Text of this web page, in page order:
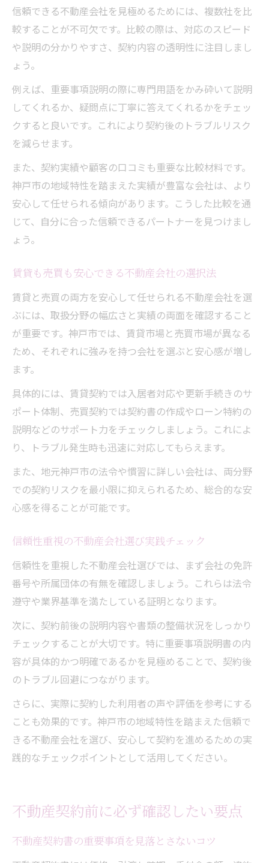
信頼できる不動産会社を見極めるためには、複数社を比
較することが不可欠です。比較の際は、対応のスピード
や説明の分かりやすさ、契約内容の透明性に注目しまし
ょう。
例えば、重要事項説明の際に専門用語をかみ砕いて説明
してくれるか、疑問点に丁寧に答えてくれるかをチェッ
クすると良いです。これにより契約後のトラブルリスク
を減らせます。
また、契約実績や顧客の口コミも重要な比較材料です。
神戸市の地域特性を踏まえた実績が豊富な会社は、より
安心して任せられる傾向があります。こうした比較を通
じて、自分に合った信頼できるパートナーを見つけまし
ょう。
賃貸も売買も安心できる不動産会社の選択法
賃貸と売買の両方を安心して任せられる不動産会社を選
ぶには、取扱分野の幅広さと実績の両面を確認すること
が重要です。神戸市では、賃貸市場と売買市場が異なる
ため、それぞれに強みを持つ会社を選ぶと安心感が増し
ます。
具体的には、賃貸契約では入居者対応や更新手続きのサ
ポート体制、売買契約では契約書の作成やローン特約の
説明などのサポート力をチェックしましょう。これによ
り、トラブル発生時も迅速に対応してもらえます。
また、地元神戸市の法令や慣習に詳しい会社は、両分野
での契約リスクを最小限に抑えられるため、総合的な安
心感を得ることが可能です。
信頼性重視の不動産会社選び実践チェック
信頼性を重視した不動産会社選びでは、まず会社の免許
番号や所属団体の有無を確認しましょう。これらは法令
遵守や業界基準を満たしている証明となります。
次に、契約前後の説明内容や書類の整備状況をしっかり
チェックすることが大切です。特に重要事項説明書の内
容が具体的かつ明確であるかを見極めることで、契約後
のトラブル回避につながります。
さらに、実際に契約した利用者の声や評価を参考にする
ことも効果的です。神戸市の地域特性を踏まえた信頼で
きる不動産会社を選び、安心して契約を進めるための実
践的なチェックポイントとして活用してください。
不動産契約前に必ず確認したい要点
不動産契約書の重要事項を見落とさないコツ